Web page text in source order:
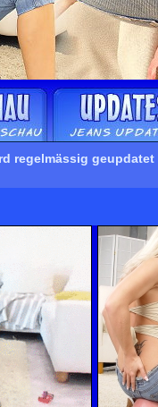
regelmässig